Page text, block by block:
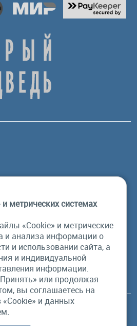
84/32, корп 1
Все права защищены.
метрических системах
«Cookie» и метрические
и анализа информации о
и использовании сайта, а
и индивидуальной
информации.
или продолжая
вы соглашаетесь на
и данных